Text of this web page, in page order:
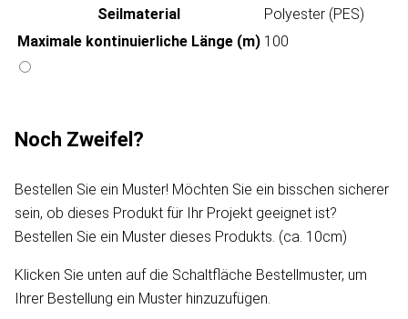
Seilmaterial
Polyester (PES)
Maximale kontinuierliche Länge (m) 100
Noch Zweifel?
Bestellen Sie ein Muster! Möchten Sie ein bisschen sicherer
sein, ob dieses Produkt für Ihr Projekt geeignet ist?
Bestellen Sie ein Muster dieses Produkts. (ca. 10cm)
Klicken Sie unten auf die Schaltfläche Bestellmuster, um
Ihrer Bestellung ein Muster hinzuzufügen.